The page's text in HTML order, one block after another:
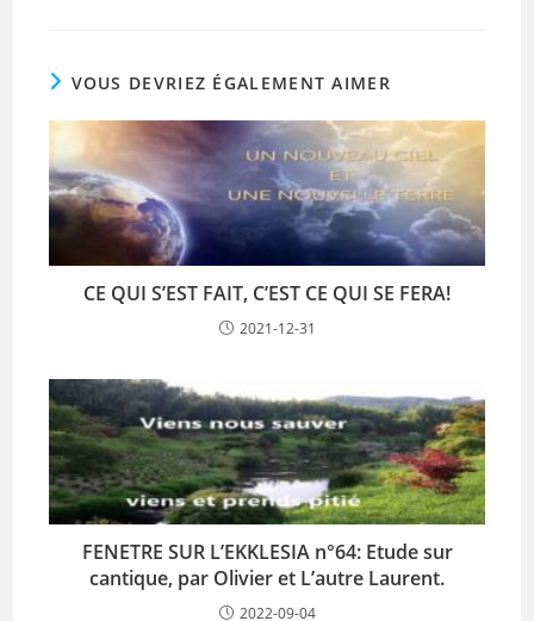
VOUS DEVRIEZ ÉGALEMENT AIMER
CE QUI S’EST FAIT, C’EST CE QUI SE FERA!
2021-12-31
FENETRE SUR L’EKKLESIA n°64: Etude sur
cantique, par Olivier et L’autre Laurent.
2022-09-04